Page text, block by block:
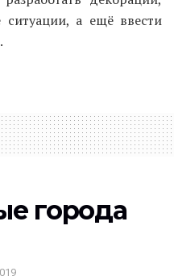
ситуации, а ещё ввести
города